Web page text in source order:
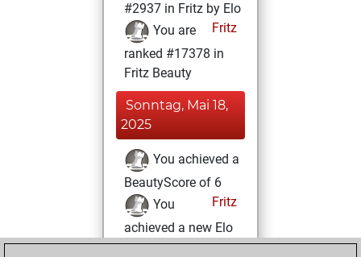
#2937 in Fritz by Elo
Fritz
You are
ranked #17378 in
Fritz Beauty
Sonntag, Mai 18,
2025
You achieved a
BeautyScore of 6
Fritz
You
achieved a new Elo
of 1640